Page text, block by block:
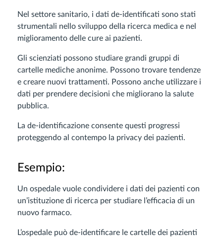
Nel settore sanitario, i dati de-identificati sono stati
strumentali nello sviluppo della ricerca medica e nel
miglioramento delle cure ai pazienti.
Gli scienziati possono studiare grandi gruppi di
cartelle mediche anonime. Possono trovare tendenze
e creare nuovi trattamenti. Possono anche utilizzare i
dati per prendere decisioni che migliorano la salute
pubblica.
La de-identificazione consente questi progressi
proteggendo al contempo la privacy dei pazienti.
Esempio:
Un ospedale vuole condividere i dati dei pazienti con
un’istituzione di ricerca per studiare l’efficacia di un
nuovo farmaco.
L’ospedale può de-identificare le cartelle dei pazienti